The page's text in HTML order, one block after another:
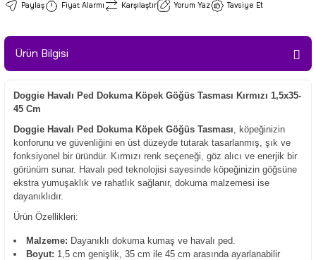
Paylaş Fiyat Alarmı Karşılaştır Yorum Yaz Tavsiye Et
Ürün Bilgisi
Doggie Havalı Ped Dokuma Köpek Göğüs Tasması Kırmızı 1,5x35-
45 Cm
Doggie Havalı Ped Dokuma Köpek Göğüs Tasması, köpeğinizin
konforunu ve güvenliğini en üst düzeyde tutarak tasarlanmış, şık ve
fonksiyonel bir üründür. Kırmızı renk seçeneği, göz alıcı ve enerjik bir
görünüm sunar. Havalı ped teknolojisi sayesinde köpeğinizin göğsüne
ekstra yumuşaklık ve rahatlık sağlanır, dokuma malzemesi ise
dayanıklıdır.
Ürün Özellikleri:
Malzeme: Dayanıklı dokuma kumaş ve havalı ped.
Boyut: 1,5 cm genişlik, 35 cm ile 45 cm arasında ayarlanabilir